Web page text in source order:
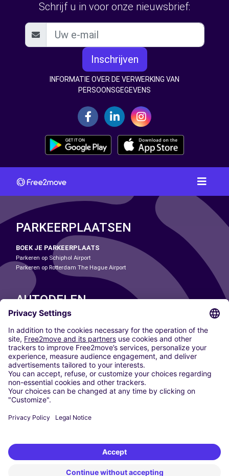
Schrijf u in voor onze nieuwsbrief:
Inschrijven
INFORMATIE OVER DE VERWERKING VAN
PERSOONSGEGEVENS
PARKEERPLAATSEN
BOEK JE PARKEERPLAATS
Parkeren op Schiphol Airport
Parkeren op Rotterdam The Hague Airport
AUTODELEN
ONZE STEDEN
Paris
Madrid
Washington DC
Milaan
Rome
Turijn
Wenen
Berlijn
Düsseldorf